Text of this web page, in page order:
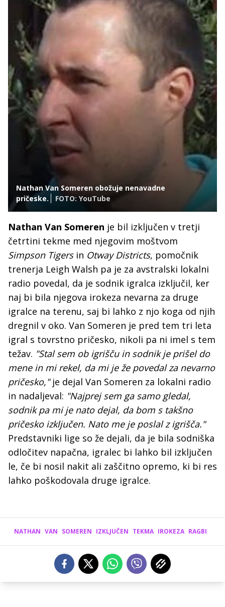
Nathan Van Someren obožuje nenavadne
pričeske.
FOTO: YouTube
Nathan Van Someren je bil izključen v tretji
četrtini tekme med njegovim moštvom
Simpson Tigersin Otway Districts, pomočnik
trenerja Leigh Walsh pa je za avstralski lokalni
radio povedal, da je sodnik igralca izključil, ker
naj bi bila njegova irokeza nevarna za druge
igralce na terenu, saj bi lahko z njo koga od njih
dregnil v oko. Van Someren je pred tem tri leta
igral s tovrstno pričesko, nikoli pa ni imel s tem
težav. "Stal sem ob igrišču in sodnik je prišel do
mene in mi rekel, da mi je že povedal za nevarno
pričesko,"je dejal Van Someren za lokalni radio
in nadaljeval: "Najprej sem ga samo gledal,
sodnik pa mi je nato dejal, da bom s takšno
pričesko izključen. Nato me je poslal z igrišča."
Predstavniki lige so že dejali, da je bila sodniška
odločitev napačna, igralec bi lahko bil izključen
le, če bi nosil nakit ali zaščitno opremo, ki bi res
lahko poškodovala druge igralce.
NATHAN VAN SOMEREN IZKLJUČEN TEKMA IROKEZA RAGBI